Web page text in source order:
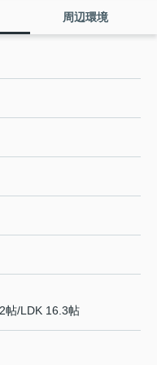
周辺環境
帖/LDK 16.3帖